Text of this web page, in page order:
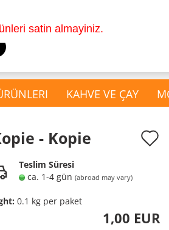
Search...
satin almayiniz.
KAHVE VE ÇAY
show Ev ve Kozmetik
Ürünleri
Mutfak Malzemeleri
- Kopie
Teslim Süresi
ca. 1-4 gün (abroad may vary)
0.1 kg per paket
1,00 EUR